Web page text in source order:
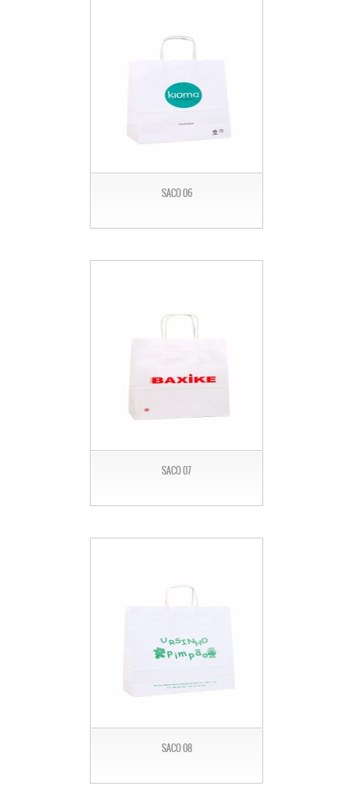
SACO 06
SACO 07
SACO 08